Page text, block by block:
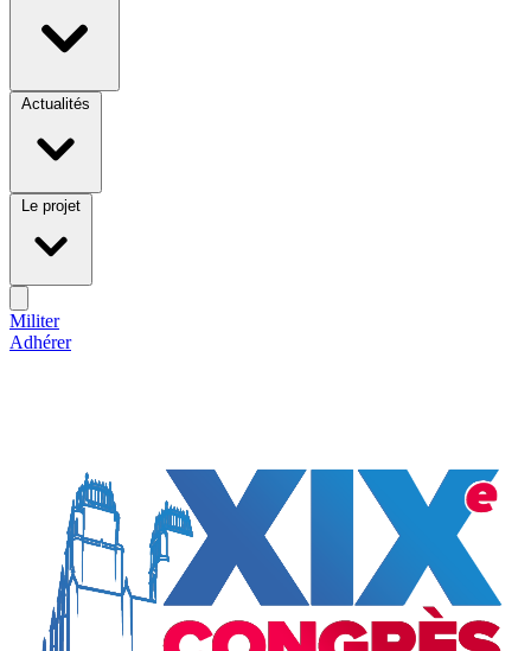
Actualités
Le projet
Militer
Adhérer